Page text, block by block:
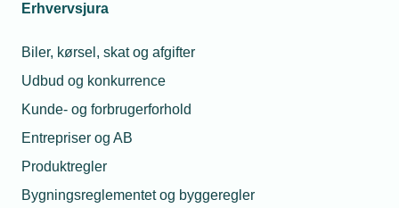
Erhvervsjura
Biler, kørsel, skat og afgifter
Udbud og konkurrence
Kunde- og forbrugerforhold
Entrepriser og AB
Produktregler
Bygningsreglementet og byggeregler
Mandag til torsdag fra kl. 8:00 til 16:00
jura@tekniq.dk